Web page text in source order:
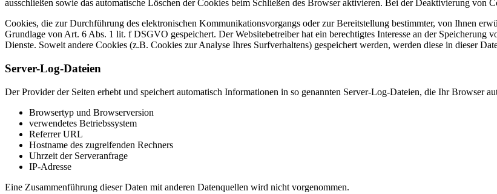
ausschließen sowie das automatische Löschen der Cookies beim Schließen des Browser aktivieren. Bei der Deaktivierung von
Cookies, die zur Durchführung des elektronischen Kommunikationsvorgangs oder zur Bereitstellung bestimmter, von Ihnen
Grundlage von Art. 6 Abs. 1 lit. f DSGVO gespeichert. Der Websitebetreiber hat ein berechtigtes Interesse an der Speicherung
Dienste. Soweit andere Cookies (z.B. Cookies zur Analyse Ihres Surfverhaltens) gespeichert werden, werden diese in dieser
Server-Log-Dateien
Der Provider der Seiten erhebt und speichert automatisch Informationen in so genannten Server-Log-Dateien, die Ihr Browser
Browsertyp und Browserversion
verwendetes Betriebssystem
Referrer URL
Hostname des zugreifenden Rechners
Uhrzeit der Serveranfrage
IP-Adresse
Eine Zusammenführung dieser Daten mit anderen Datenquellen wird nicht vorgenommen.